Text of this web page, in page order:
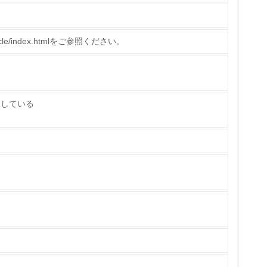
な販売目標や計画を立てている
いる
標や計画を立てている
index.htmlをご参照ください。
ている